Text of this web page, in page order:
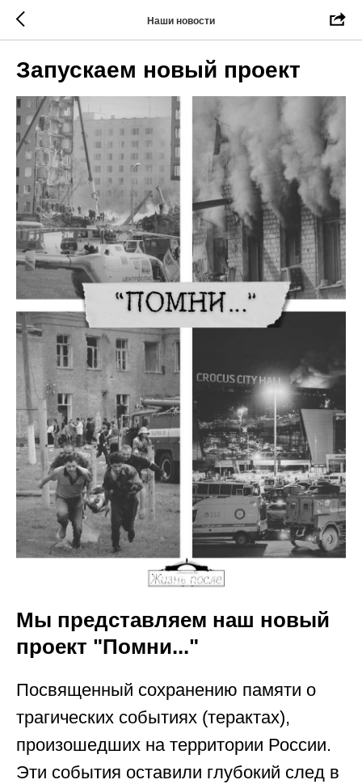
Наши новости
Запускаем новый проект
Мы представляем наш новый
проект "Помни..."
Посвященный сохранению памяти о
трагических событиях (терактах),
произошедших на территории России.
Эти события оставили глубокий след в